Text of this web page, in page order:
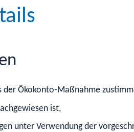
der Ökokonto-Maßnahme
ist,
unter Verwendung der